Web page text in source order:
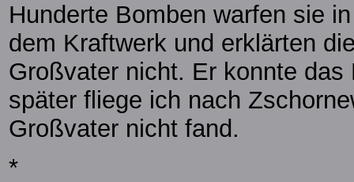
Hunderte Bomben warfen sie
dem Kraftwerk und erklärten
Großvater nicht. Er konnte
später fliege ich nach
Großvater nicht fand.
*